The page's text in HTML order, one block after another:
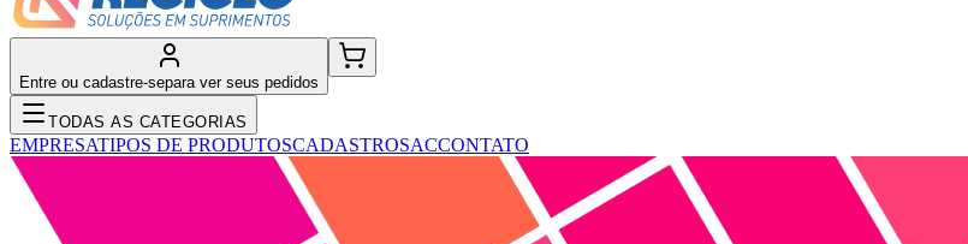
Entre ou cadastre-separa ver seus pedidos
TODAS AS CATEGORIAS
EMPRESATIPOS DE PRODUTOSCADASTROSACCONTATO